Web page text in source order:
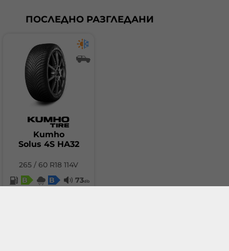
ПОСЛЕДНО РАЗГЛЕДАНИ
Kumho
Solus 4S HA32
265 / 60 R18 114V
B
B 73db